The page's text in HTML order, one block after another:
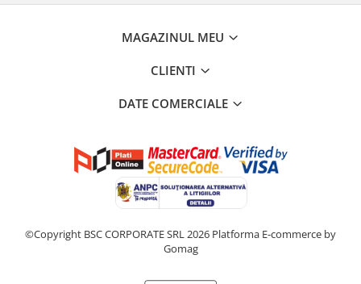
MAGAZINUL MEU
CLIENTI
DATE COMERCIALE
©Copyright BSC CORPORATE SRL 2026 Platforma E-commerce by
Gomag